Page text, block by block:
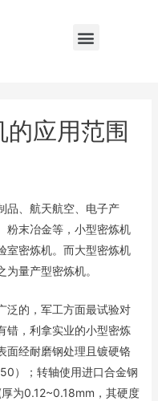
应用范围
品、航天航空、电子产
粉末冶金等，小型密炼机
室密炼机。而大型密炼机
量产型密炼机。
泛的，军工方面最试验对
错，利拿实业的小型密炼
面经耐磨钢处理且镀硬铬
）；转轴使用进口合金钢
为0.12~0.18mm，其硬度